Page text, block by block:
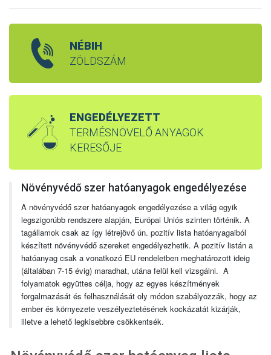
NÉBIH
ZÖLDSZÁM
ENGEDÉLYEZETT
TERMÉSNÖVELŐ ANYAGOK
KERESŐJE
Növényvédő szer hatóanyagok engedélyezése
A növényvédő szer hatóanyagok engedélyezése a világ egyik
legszigorúbb rendszere alapján, Európai Uniós szinten történik. A
tagállamok csak az így létrejövő ún. pozitív lista hatóanyagaiból
készített növényvédő szereket engedélyezhetik. A pozitív listán a
hatóanyag csak a vonatkozó EU rendeletben meghatározott ideig
(általában 7-15 évig) maradhat, utána felül kell vizsgálni. A
folyamatok együttes célja, hogy az egyes készítmények
forgalmazását és felhasználását oly módon szabályozzák, hogy az
ember és környezete veszélyeztetésének kockázatát kizárják,
illetve a lehető legkisebbre csökkentsék.